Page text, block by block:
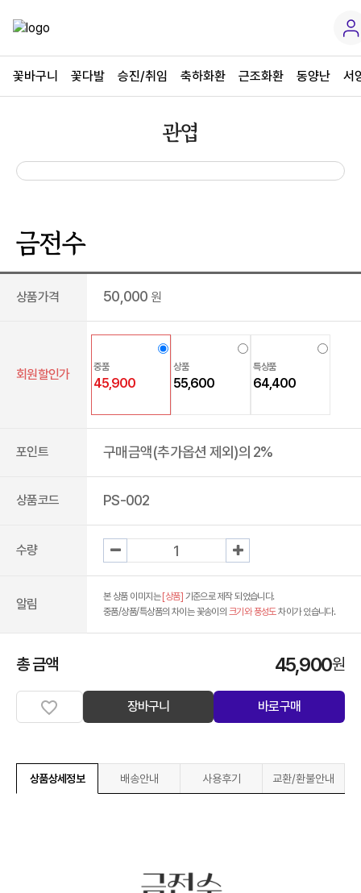
꽃바구니 꽃다발 승진/취임 축하화환 근조화환 동양난 서
관엽
금전수
상품가격 50,000 원
회원할인가
중품
45,900
상품
55,600
특상품
64,400
포인트 구매금액(추가옵션 제외)의 2%
상품코드 PS-002
수량
알림 본 상품 이미지는 [상품] 기준으로 제작 되었습니다.
중품/상품/특상품의 차이는 꽃송이의 크기와 풍성도차이가 있습니다.
총 금액 45,900원
장바구니 바로구매
상품상세정보 배송안내 사용후기 교환/환불안내